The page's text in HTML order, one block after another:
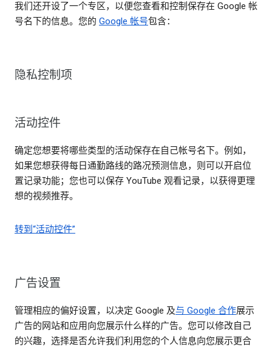
我们还开设了一个专区，以便您查看和控制保存在 Google 帐
号名下的信息。您的 Google 帐号包含：
隐私控制项
活动控件
确定您想要将哪些类型的活动保存在自己帐号名下。例如，
如果您想获得每日通勤路线的路况预测信息，则可以开启位
置记录功能；您也可以保存 YouTube 观看记录，以获得更理
想的视频推荐。
转到“活动控件”
广告设置
管理相应的偏好设置，以决定 Google 及与 Google 合作展示
广告的网站和应用向您展示什么样的广告。您可以修改自己
的兴趣，选择是否允许我们利用您的个人信息向您展示更合